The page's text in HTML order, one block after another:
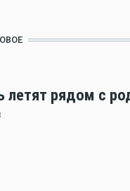
летят рядом с